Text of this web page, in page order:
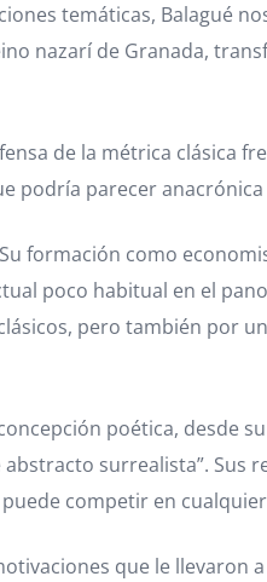
temáticas, Balagué
nazarí de Granada,
de la métrica clásica
podría parecer
formación como
poco habitual en el
pero también por
poética,
surrealista”.
competir en
que le